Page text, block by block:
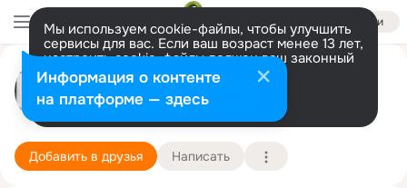
Войти
Мы используем cookie-файлы, чтобы улучшить
сервисы для вас. Если ваш возраст менее 13 лет,
настроить cookie-файлы должен ваш законный
представитель. Больше информации
Разрешить все Настроить
Ира Петрухина
Москва
8 ноября (42 года)
Подробнее
Добавить в друзья Написать
Информация о контенте
на платформе — здесь